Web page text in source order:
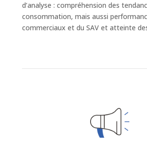
d’analyse : compréhension des
consommation, mais aussi
commerciaux et du SAV et atteinte